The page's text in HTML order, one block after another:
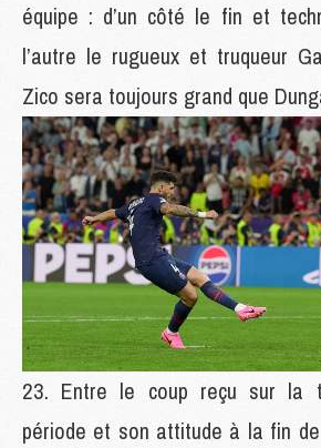
équipe : d’un côté le fin et
l’autre le rugueux et truqueur
Zico sera toujours grand que
Entre le coup reçu sur la
période et son attitude à la fin